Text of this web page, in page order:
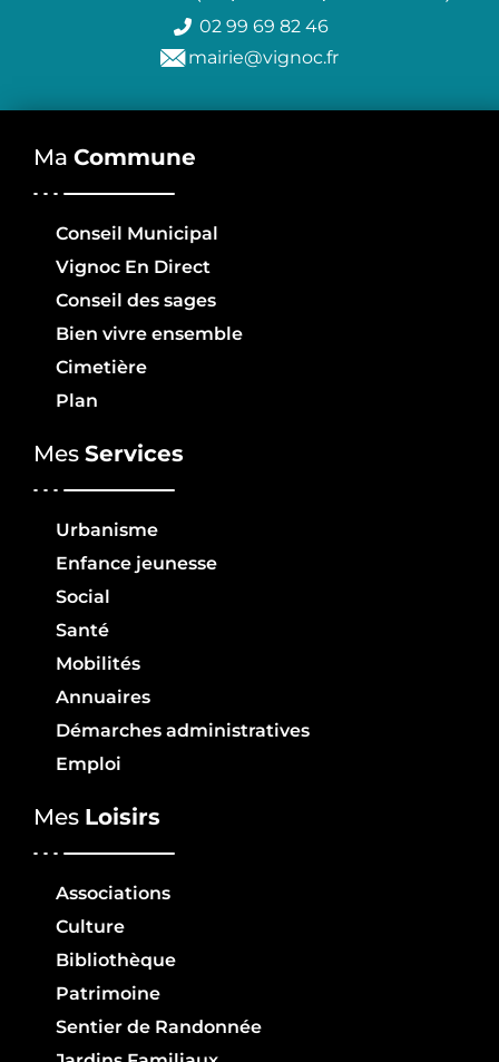
02 99 69 82 46
mairie@vignoc.fr
Ma Commune
Conseil Municipal
Vignoc En Direct
Conseil des sages
Bien vivre ensemble
Cimetière
Plan
Mes Services
Urbanisme
Enfance jeunesse
Social
Santé
Mobilités
Annuaires
Démarches administratives
Emploi
Mes Loisirs
Associations
Culture
Bibliothèque
Patrimoine
Sentier de Randonnée